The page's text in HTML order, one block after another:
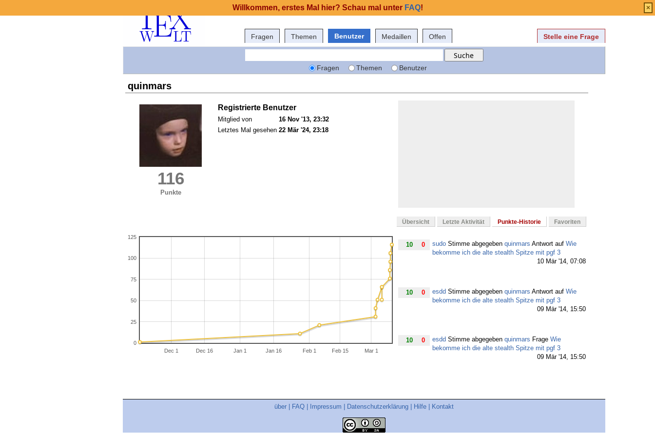
Fragen Themen Benutzer Medaillen Offen Stelle eine Frage
Fragen Themen Benutzer
quinmars
116
Punkte
Registrierte Benutzer
Mitglied von
16 Nov '13, 23:32
Letztes Mal gesehen 22 Mär '24, 23:18
Übersicht Letzte Aktivität Punkte-Historie Favoriten
Dec 1 Dec 16 Jan 1 Jan 16 Feb 1 Feb 15 Mar 1
0
25
50
75
100
125
10 0 sudo Stimme abgegeben quinmars Antwort auf Wie
bekomme ich die alte stealth Spitze mit pgf 3
10 Mär '14, 07:08
10 0 esdd Stimme abgegeben quinmars Antwort auf Wie
bekomme ich die alte stealth Spitze mit pgf 3
09 Mär '14, 15:50
10 0 esdd Stimme abgegeben quinmars Frage Wie
bekomme ich die alte stealth Spitze mit pgf 3
09 Mär '14, 15:50
stefanStimme abgegebenquinmarsAntwort aufWie
über FAQ Impressum Datenschutzerklärung Hilfe Kontakt
Willkommen, erstes Mal hier? Schau mal unter FAQ! ×